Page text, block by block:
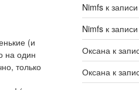
(и
на один
только
Nimfsк
Nimfsк
Оксанак
Оксанак